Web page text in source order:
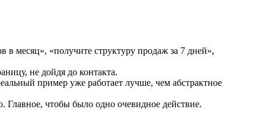
в месяц», «получите структуру продаж за 7 дней»,
не дойдя до контакта.
пример уже работает лучше, чем абстрактное
Главное, чтобы было одно очевидное действие.